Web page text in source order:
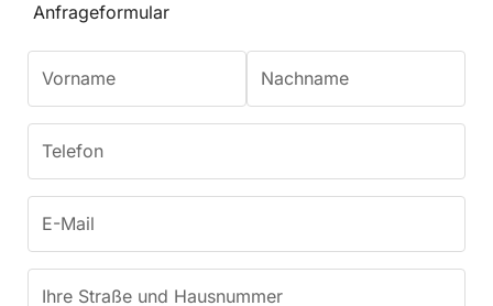
Anfrageformular